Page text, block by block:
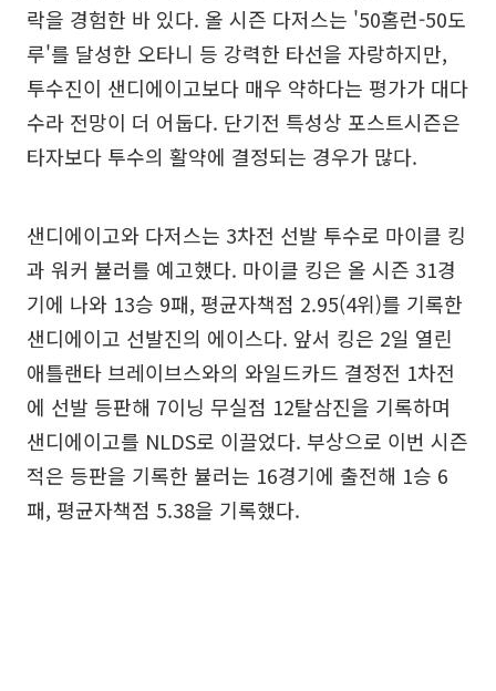
락을 경험한 바 있다. 올 시즌 다저스는 '50홈런-50도
루'를 달성한 오타니 등 강력한 타선을 자랑하지만,
투수진이 샌디에이고보다 매우 약하다는 평가가 대다
수라 전망이 더 어둡다. 단기전 특성상 포스트시즌은
타자보다 투수의 활약에 결정되는 경우가 많다.
샌디에이고와 다저스는 3차전 선발 투수로 마이클 킹
과 워커 뷸러를 예고했다. 마이클 킹은 올 시즌 31경
기에 나와 13승 9패, 평균자책점 2.95(4위)를 기록한
샌디에이고 선발진의 에이스다. 앞서 킹은 2일 열린
애틀랜타 브레이브스와의 와일드카드 결정전 1차전
에 선발 등판해 7이닝 무실점 12탈삼진을 기록하며
샌디에이고를 NLDS로 이끌었다. 부상으로 이번 시즌
적은 등판을 기록한 뷸러는 16경기에 출전해 1승 6
패, 평균자책점 5.38을 기록했다.